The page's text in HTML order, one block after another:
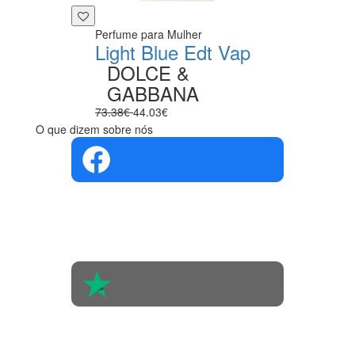
Perfume para Mulher
Light Blue Edt Vap
DOLCE &
GABBANA
73.38€44.03€
O que dizem sobre nós